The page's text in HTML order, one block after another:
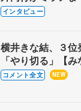
クでは不良のお
インタビュー
横井きな結、３
「やり切る」【
SP】
コメント全文 NEW